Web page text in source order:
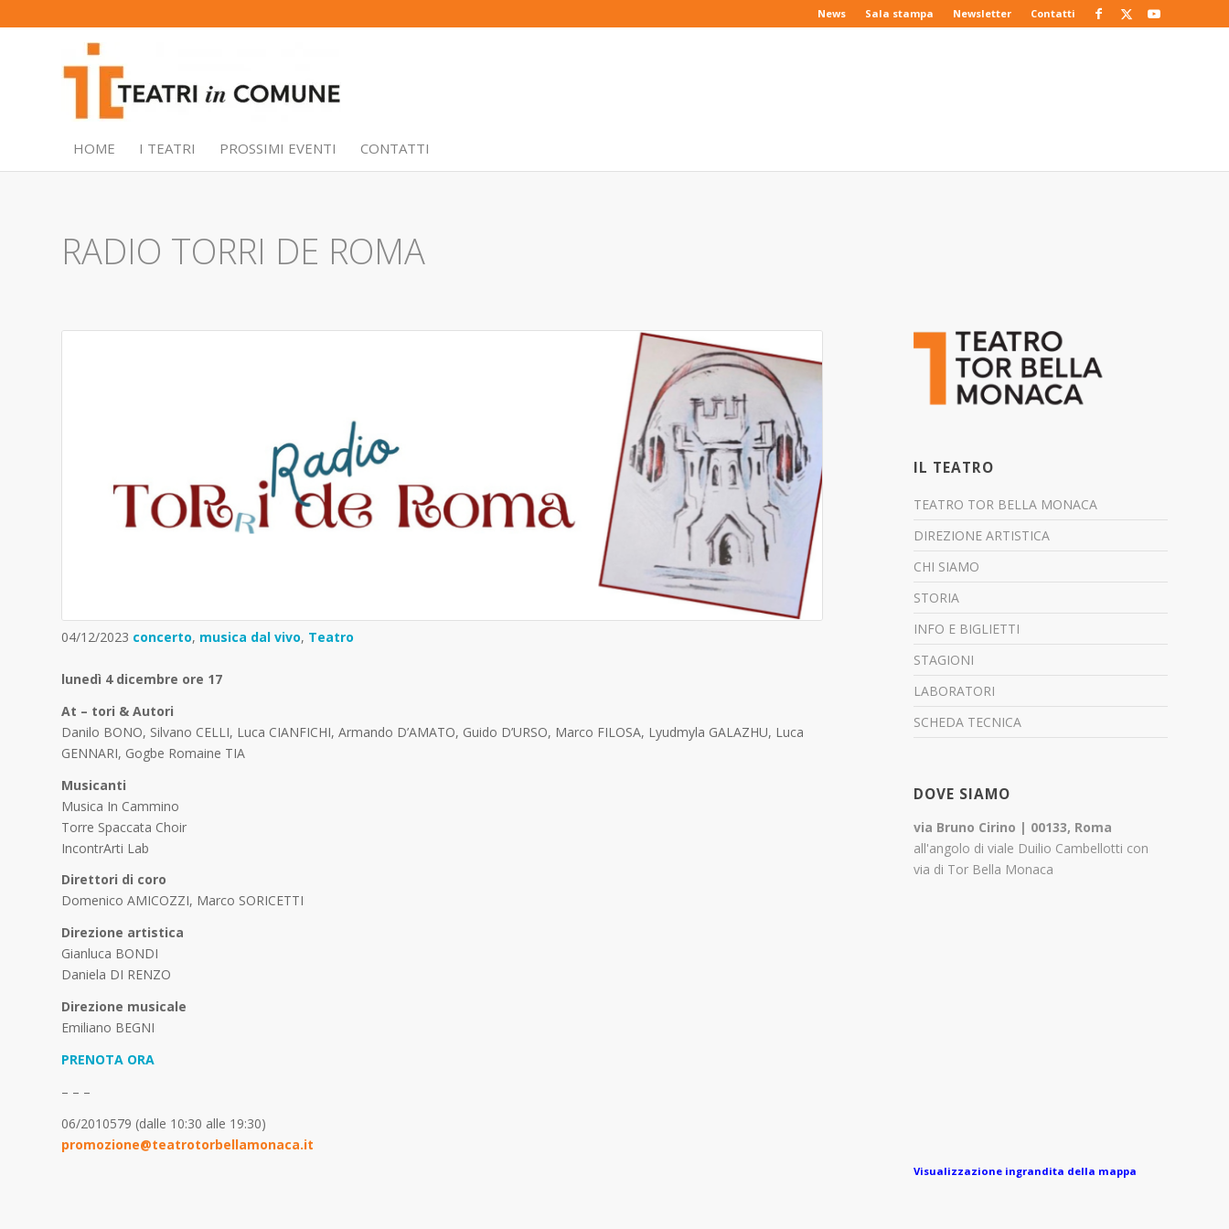
News Sala stampa Newsletter Contatti
HOME I TEATRI PROSSIMI EVENTI CONTATTI
RADIO TORRI DE ROMA
04/12/2023 concerto, musica dal vivo, Teatro
lunedì 4 dicembre ore 17
At – tori & Autori
Danilo BONO, Silvano CELLI, Luca CIANFICHI, Armando D’AMATO, Guido D’URSO, Marco FILOSA, Lyudmyla GALAZHU, Luca
GENNARI, Gogbe Romaine TIA
Musicanti
Musica In Cammino
Torre Spaccata Choir
IncontrArti Lab
Direttori di coro
Domenico AMICOZZI, Marco SORICETTI
Direzione artistica
Gianluca BONDI
Daniela DI RENZO
Direzione musicale
Emiliano BEGNI
PRENOTA ORA
– – –
06/2010579 (dalle 10:30 alle 19:30)
promozione@teatrotorbellamonaca.it
IL TEATRO
TEATRO TOR BELLA MONACA
DIREZIONE ARTISTICA
CHI SIAMO
STORIA
INFO E BIGLIETTI
STAGIONI
LABORATORI
SCHEDA TECNICA
DOVE SIAMO
via Bruno Cirino | 00133, Roma
all'angolo di viale Duilio Cambellotti con
via di Tor Bella Monaca
Visualizzazione ingrandita della mappa